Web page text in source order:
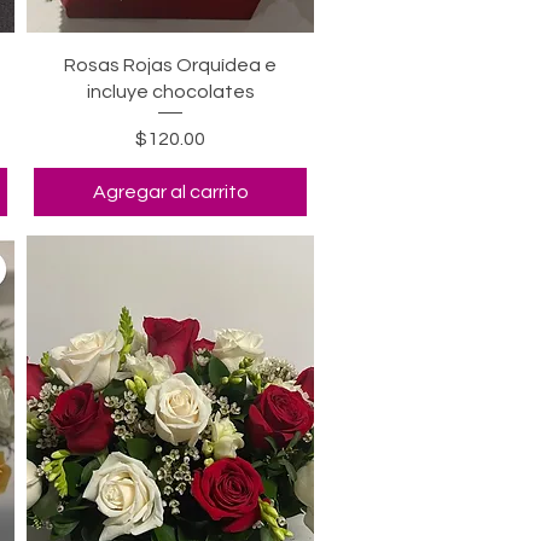
Vista rápida
Rosas Rojas Orquídea e
incluye chocolates
Precio
$120.00
Agregar al carrito